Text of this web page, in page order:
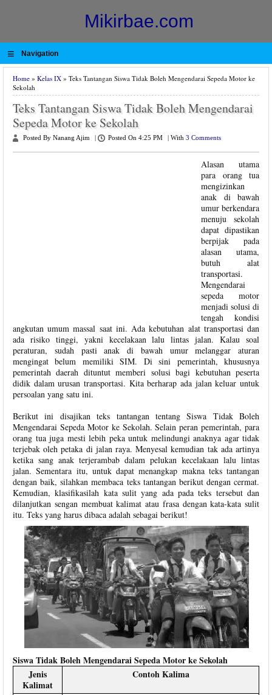
Mikirbae.com
≡ Navigation
Home » Kelas IX » Teks Tantangan Siswa Tidak Boleh Mengendarai Sepeda Motor ke
Sekolah
Teks Tantangan Siswa Tidak Boleh Mengendarai
Sepeda Motor ke Sekolah
Posted By Nanang Ajim Posted On 4:25 PM With 3 Comments
Alasan utama
para orang tua
mengizinkan
anak di bawah
umur berkendara
menuju sekolah
dapat dipastikan
berpijak pada
alasan utama,
butuh alat
transportasi.
Mengendarai
sepeda motor
menjadi solusi di
tengah kondisi
angkutan umum massal saat ini. Ada kebutuhan alat transportasi dan
ada risiko tinggi, yakni kecelakaan lalu lintas jalan. Kalau soal
peraturan, sudah pasti anak di bawah umur melanggar aturan
mengingat belum memiliki SIM. Di sini pemerintah, khususnya
pemerintah daerah dituntut memberi solusi bagi kebutuhan peserta
didik dalam urusan transportasi. Kita berharap ada jalan keluar untuk
persoalan yang satu ini.
Berikut ini disajikan teks tantangan tentang Siswa Tidak Boleh
Mengendarai Sepeda Motor ke Sekolah. Selain peran pemerintah, para
orang tua juga mesti lebih peka untuk melindungi anaknya agar tidak
terjebak oleh petaka di jalan raya. Menyesal kemudian tak ada artinya
ketika sang anak terjerambab dalam pelukan kecelakaan lalu lintas
jalan. Sementara itu, untuk dapat menangkap makna teks tantangan
dengan baik, silahkan membaca teks tantangan berikut dengan cermat.
Kemudian, klasifikasilah kata sulit yang ada pada teks tersebut dan
dilanjutkan sengan membuat kalimat atau frasa dengan kata-kata sulit
itu. Teks yang harus dibaca adalah sebagai berikut!
Siswa Tidak Boleh Mengendarai Sepeda Motor ke Sekolah
Jenis
Kalimat
Contoh Kalima